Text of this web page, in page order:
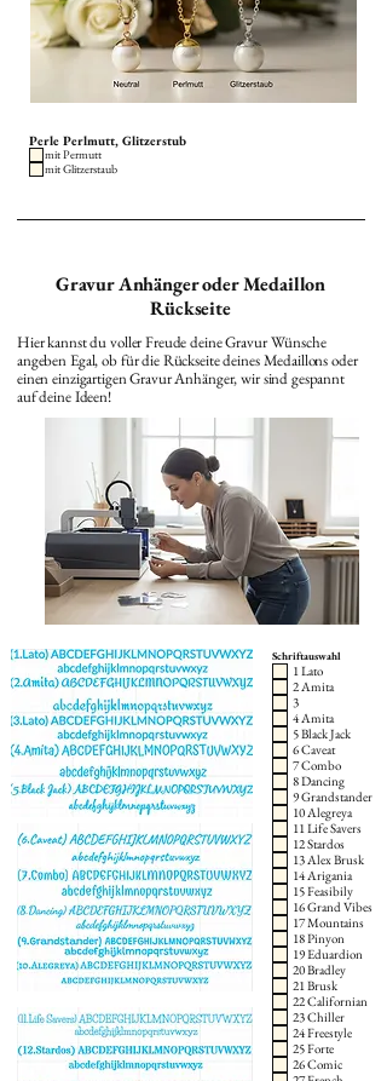
Perle Perlmutt, Glitzerstub
mit Permutt
mit Glitzerstaub
Gravur Anhänger oder Medaillon
Rückseite
Hier kannst du voller Freude deine Gravur Wünsche
angeben Egal, ob für die Rückseite deines Medaillons oder
einen einzigartigen Gravur Anhänger, wir sind gespannt
auf deine Ideen!
Schriftauswahl
1 Lato
2 Amita
3
4 Amita
5 Black Jack
6 Caveat
7 Combo
8 Dancing
9 Grandstander
10 Alegreya
11 Life Savers
12 Stardos
13 Alex Brusk
14 Arigania
15 Feasibily
16 Grand Vibes
17 Mountains
18 Pinyon
19 Eduardion
20 Bradley
21 Brusk
22 Californian
23 Chiller
24 Freestyle
25 Forte
26 Comic